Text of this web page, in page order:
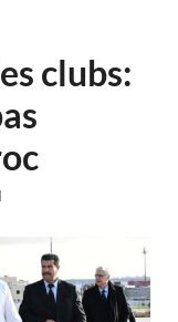
clubs: